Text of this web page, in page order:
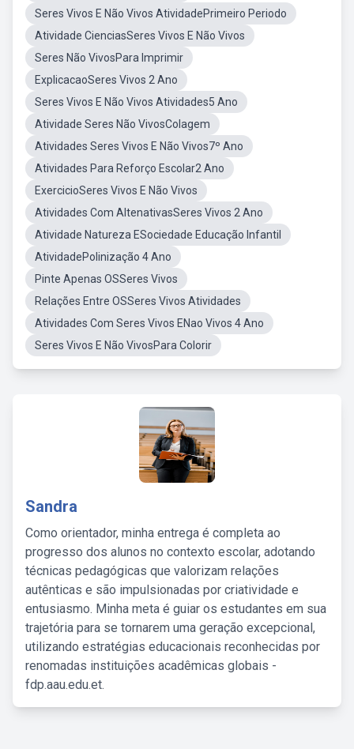
Seres Vivos E Não Vivos AtividadePrimeiro Periodo
Atividade CienciasSeres Vivos E Não Vivos
Seres Não VivosPara Imprimir
ExplicacaoSeres Vivos 2 Ano
Seres Vivos E Não Vivos Atividades5 Ano
Atividade Seres Não VivosColagem
Atividades Seres Vivos E Não Vivos7º Ano
Atividades Para Reforço Escolar2 Ano
ExercicioSeres Vivos E Não Vivos
Atividades Com AltenativasSeres Vivos 2 Ano
Atividade Natureza ESociedade Educação Infantil
AtividadePolinização 4 Ano
Pinte Apenas OSSeres Vivos
Relações Entre OSSeres Vivos Atividades
Atividades Com Seres Vivos ENao Vivos 4 Ano
Seres Vivos E Não VivosPara Colorir
Sandra
Como orientador, minha entrega é completa ao
progresso dos alunos no contexto escolar, adotando
técnicas pedagógicas que valorizam relações
autênticas e são impulsionadas por criatividade e
entusiasmo. Minha meta é guiar os estudantes em sua
trajetória para se tornarem uma geração excepcional,
utilizando estratégias educacionais reconhecidas por
renomadas instituições acadêmicas globais -
fdp.aau.edu.et.